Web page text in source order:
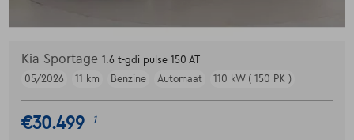
Kia Sportage 1.6 t-gdi pulse 150 AT
05/2026
11 km Benzine Automaat 110 kW ( 150 PK )
€30.499 1